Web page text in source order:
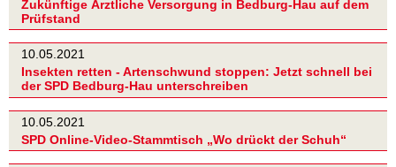
Zukünftige Ärztliche Versorgung in Bedburg-Hau auf dem
Prüfstand
10.05.2021
Insekten retten - Artenschwund stoppen: Jetzt schnell bei
der SPD Bedburg-Hau unterschreiben
10.05.2021
SPD Online-Video-Stammtisch „Wo drückt der Schuh“